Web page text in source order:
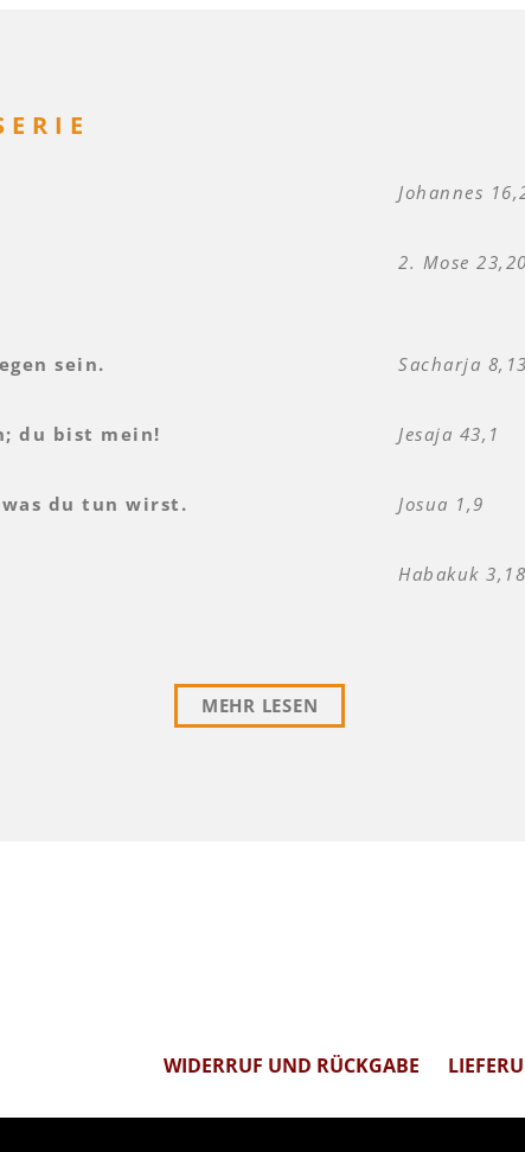
Johannes
2. Mose 23,20
sein. Sacharja 8,13
du bist mein! Jesaja 43,1
du tun wirst. Josua 1,9
Habakuk 3,18
MEHR LESEN
WIDERRUF UND RÜCKGABE